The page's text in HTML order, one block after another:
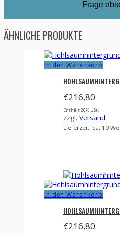
ÄHNLICHE PRODUKTE
In den Warenkorb
€216,80
Enthält 20% USt.
zzgl. Versand
Lieferzeit: ca. 10
In den Warenkorb
€216,80